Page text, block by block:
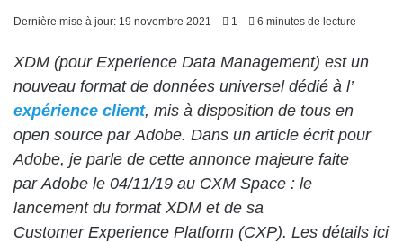
Dernière mise à jour: 19 novembre 2021 1 6 minutes de lecture
XDM (pour Experience Data Management) est un
nouveau format de données universel dédié à l’
expérience client, mis à disposition de tous en
open source par Adobe. Dans un article écrit pour
Adobe, je parle de cette annonce majeure faite
par Adobe le 04/11/19 au CXM Space : le
lancement du format XDM et de sa
Customer Experience Platform (CXP). Les détails ici